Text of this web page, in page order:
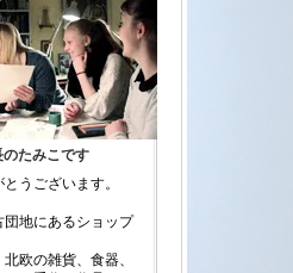
のたみこです
うございます。
団地にあるショップ
欧の雑貨、食器、